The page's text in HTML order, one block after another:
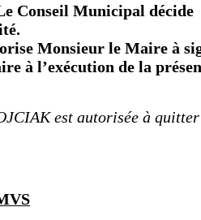
Conseil Municipal décide
à
Monsieur le Maire à
à l’exécution de la
est autorisée à